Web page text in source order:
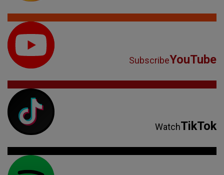
SubscribeYouTube
WatchTikTok